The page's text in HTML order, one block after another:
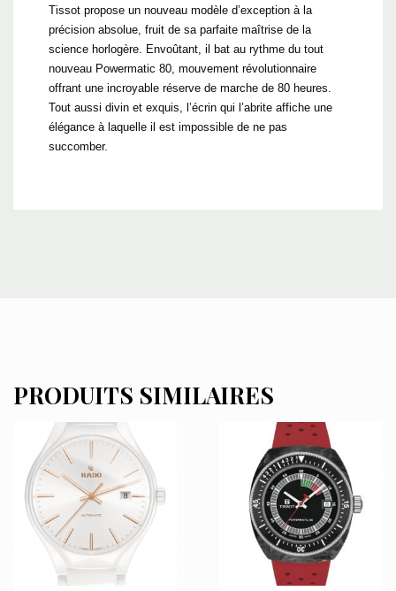
Tissot propose un nouveau modèle d’exception à la
précision absolue, fruit de sa parfaite maîtrise de la
science horlogère. Envoûtant, il bat au rythme du tout
nouveau Powermatic 80, mouvement révolutionnaire
offrant une incroyable réserve de marche de 80 heures.
Tout aussi divin et exquis, l’écrin qui l’abrite affiche une
élégance à laquelle il est impossible de ne pas
succomber.
PRODUITS SIMILAIRES